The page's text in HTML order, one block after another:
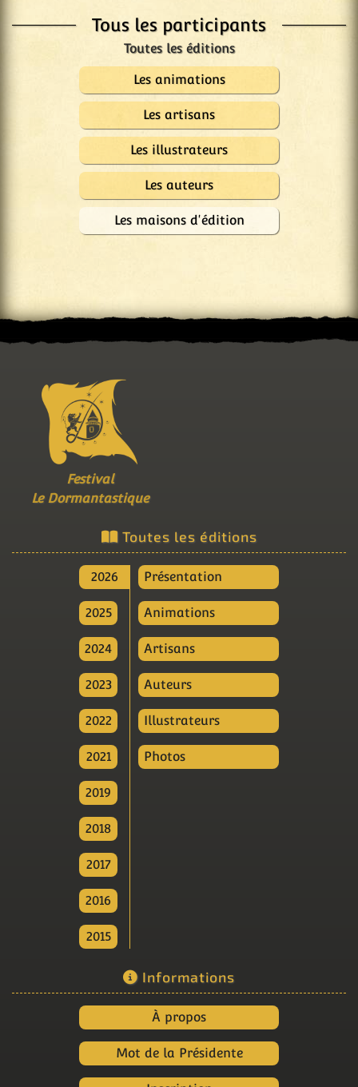
Tous les participants
Les animations
Les artisans
Les illustrateurs
Les auteurs
Les maisons d'édition
Festival
Le Dormantastique
Toutes les éditions
2026
2025
2024
2023
2022
2021
2019
2018
2017
2016
2015
Présentation
Animations
Artisans
Auteurs
Illustrateurs
Photos
Informations
À propos
Mot de la Présidente